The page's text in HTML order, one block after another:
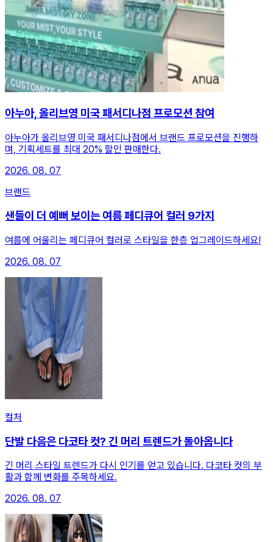
아누아, 올리브영 미국 패서디나점 프로모션 참여
아누아가 올리브영 미국 패서디나점에서 브랜드 프로모션을 진행하
며, 기획세트를 최대 20% 할인 판매한다.
2026. 08. 07
브랜드
샌들이 더 예뻐 보이는 여름 페디큐어 컬러 9가지
여름에 어울리는 페디큐어 컬러로 스타일을 한층 업그레이드하세요!
2026. 08. 07
컬처
단발 다음은 다코타 컷? 긴 머리 트렌드가 돌아옵니다
긴 머리 스타일 트렌드가 다시 인기를 얻고 있습니다. 다코타 컷의 부
활과 함께 변화를 주목하세요.
2026. 08. 07